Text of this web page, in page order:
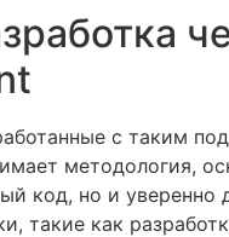
с таким
методология,
код, но и
такие как